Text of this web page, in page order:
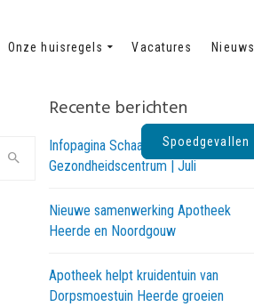
Onze huisregels Vacatures Nieuws
Spoedgevallen
Recente berichten
Infopagina Schaapskooi
Gezondheidscentrum | Juli
Nieuwe samenwerking Apotheek
Heerde en Noordgouw
Apotheek helpt kruidentuin van
Dorpsmoestuin Heerde groeien